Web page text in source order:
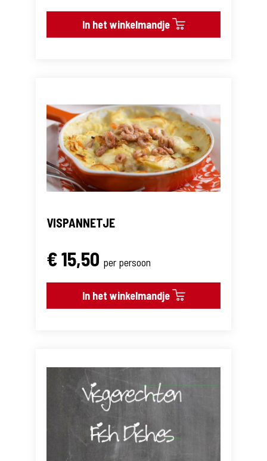
In het winkelmandje
VISPANNETJE
€ 15,50 per persoon
In het winkelmandje